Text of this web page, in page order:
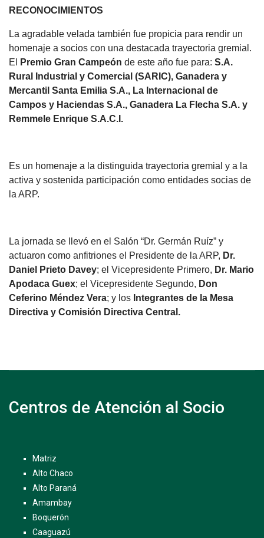
RECONOCIMIENTOS
La agradable velada también fue propicia para rendir un
homenaje a socios con una destacada trayectoria gremial.
El
Premio Gran Campeón de este año fue para: S.A.
Rural Industrial y Comercial (SARIC), Ganadera y
Mercantil Santa Emilia S.A., La Internacional de
Campos y Haciendas S.A., Ganadera La Flecha S.A. y
Remmele Enrique S.A.C.I.
Es un homenaje a la distinguida trayectoria gremial y a la
activa y sostenida participación como entidades socias de
la ARP.
La jornada se llevó en el Salón “Dr. Germán Ruíz” y
actuaron como anfitriones el Presidente de la ARP, Dr.
Daniel Prieto Davey; el Vicepresidente Primero, Dr. Mario
Apodaca Guex; el Vicepresidente Segundo, Don
Ceferino Méndez Vera; y los Integrantes de la Mesa
Directiva y Comisión Directiva Central.
Centros de Atención al Socio
Matriz
Alto Chaco
Alto Paraná
Amambay
Boquerón
Caaguazú